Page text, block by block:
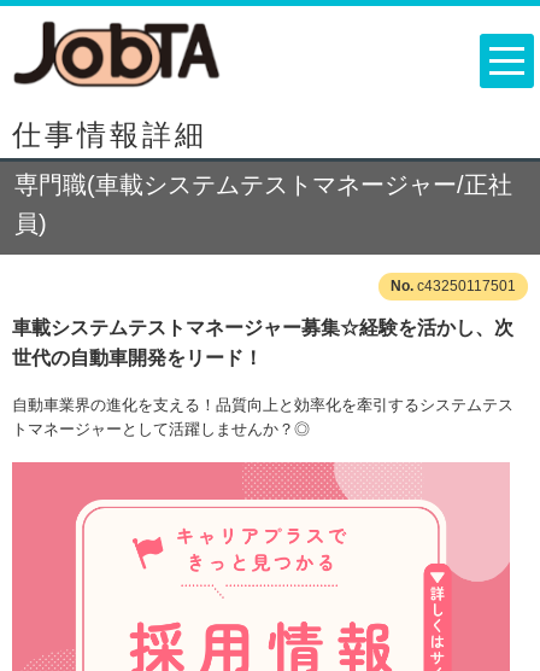
仕事情報詳細
専門職(車載システムテストマネージャー/正社
員)
c43250117501
車載システムテストマネージャー募集☆経験を活かし、次
世代の自動車開発をリード！
自動車業界の進化を支える！品質向上と効率化を牽引するシステムテス
トマネージャーとして活躍しませんか？◎